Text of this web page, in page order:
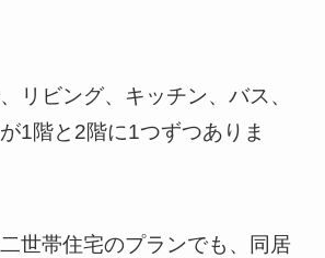
リビング、キッチン、バス、
1階と2階に1つずつありま
世帯住宅のプランでも、同居